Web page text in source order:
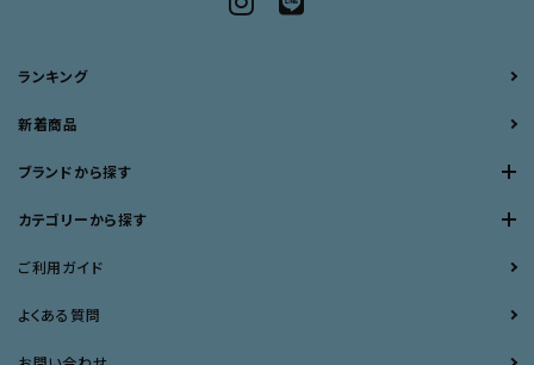
ランキング
新着商品
ブランドから探す
カテゴリーから探す
ご利用ガイド
よくある質問